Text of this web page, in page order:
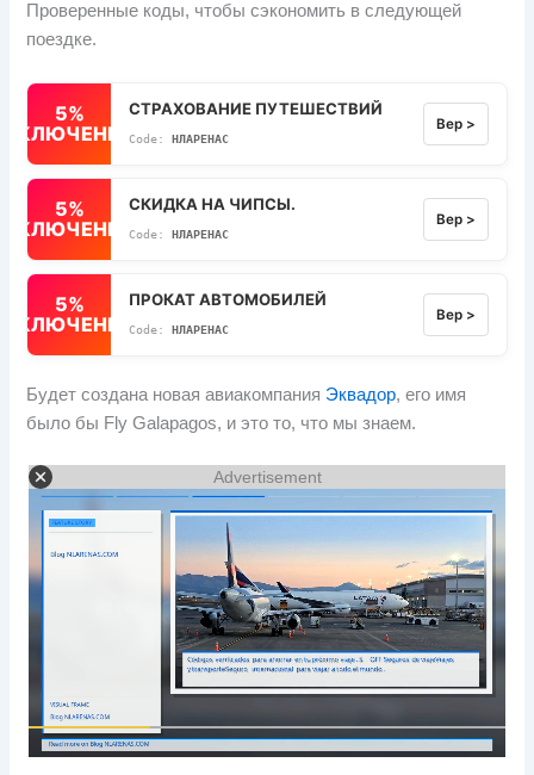
Проверенные коды, чтобы сэкономить в следующей
поездке.
5%
СТРАХОВАНИЕ ПУТЕШЕСТВИЙ
НЛАРЕНАС
Вер >
5%
СКИДКА НА ЧИПСЫ.
НЛАРЕНАС
Вер >
5%
ПРОКАТ АВТОМОБИЛЕЙ
НЛАРЕНАС
Вер >
Будет создана новая авиакомпания Эквадор, его имя
было бы Fly Galapagos, и это то, что мы знаем.
Advertisement